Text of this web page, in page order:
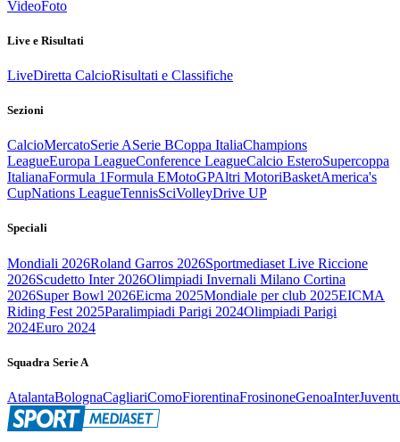
VideoFoto
Live e Risultati
LiveDiretta CalcioRisultati e Classifiche
Sezioni
CalcioMercatoSerie ASerie BCoppa ItaliaChampions
LeagueEuropa LeagueConference LeagueCalcio EsteroSupercoppa
ItalianaFormula 1Formula EMotoGPAltri MotoriBasketAmerica's
CupNations LeagueTennisSciVolleyDrive UP
Speciali
Mondiali 2026Roland Garros 2026Sportmediaset Live Riccione
2026Scudetto Inter 2026Olimpiadi Invernali Milano Cortina
2026Super Bowl 2026Eicma 2025Mondiale per club 2025EICMA
Riding Fest 2025Paralimpiadi Parigi 2024Olimpiadi Parigi
2024Euro 2024
Squadra Serie A
AtalantaBolognaCagliariComoFiorentinaFrosinoneGenoaInter